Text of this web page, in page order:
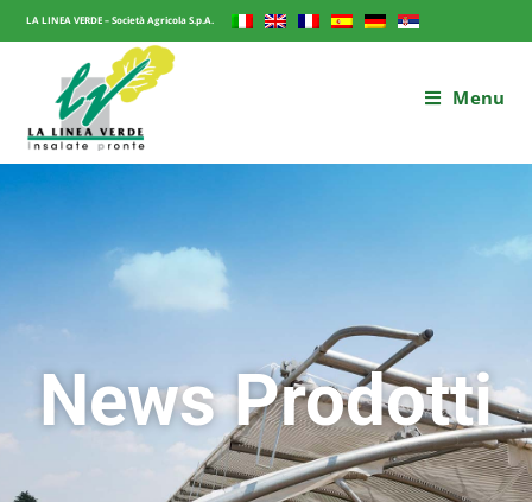
LA LINEA VERDE – Società Agricola S.p.A.
Menu
News Prodotti